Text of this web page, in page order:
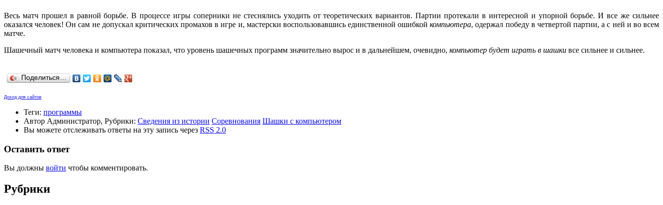
Весь матч прошел в равной борьбе. В процессе игры соперники не стеснялись уходить от теоретических вариантов. Партии протекали в интересной и упорной борьбе. И все же сильнее
оказался человек! Он сам не допускал критических промахов в игре и, мастерски воспользовавшись единственной ошибкойкомпьютера, одержал победу в четвертой партии, а с ней и во всем
матче.
Шашечный матч человека и компьютера показал, что уровень шашечных программ значительно вырос и в дальнейшем, очевидно, компьютер будет играть в шашки все сильнее и сильнее.
Поделиться…
Доход для сайтов
Теги: программы
Автор Администратор, Рубрики: Сведения из истории Соревнования Шашки с компьютером
Вы можете отслеживать ответы на эту запись через RSS 2.0
Оставить ответ
Вы должны войти чтобы комментировать.
Рубрики